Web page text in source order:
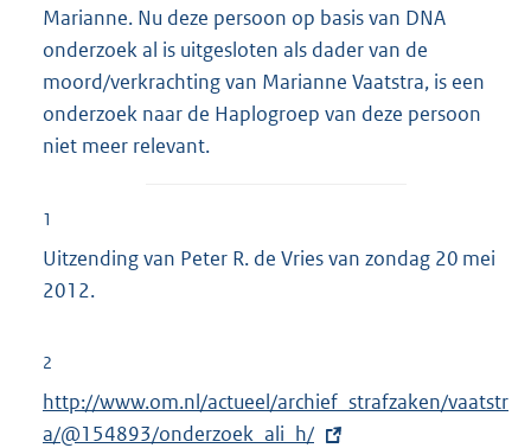
Marianne. Nu deze persoon op basis van DNA
onderzoek al is uitgesloten als dader van de
moord/verkrachting van Marianne Vaatstra, is een
onderzoek naar de Haplogroep van deze persoon
niet meer relevant.
1
Uitzending van Peter R. de Vries van zondag 20 mei
2012.
2
E
x
http://www.om.nl/actueel/archief_strafzaken/vaatstr
a/@154893/onderzoek_ali_h/